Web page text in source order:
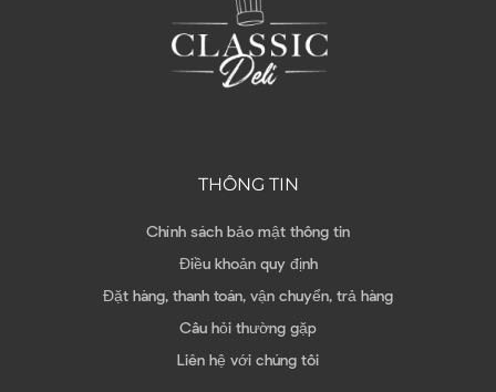
THÔNG TIN
Chính sách bảo mật thông tin
Điều khoản quy định
Đặt hàng, thanh toán, vận chuyển, trả hàng
Câu hỏi thường gặp
Liên hệ với chúng tôi